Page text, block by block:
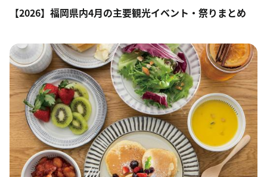
【2026】福岡県内4月の主要観光イベント・祭りまとめ